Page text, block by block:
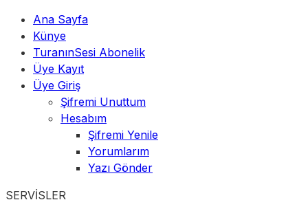
Ana Sayfa
Künye
TuranınSesi Abonelik
Üye Kayıt
Üye Giriş
Şifremi Unuttum
Hesabım
Şifremi Yenile
Yorumlarım
Yazı Gönder
SERVİSLER